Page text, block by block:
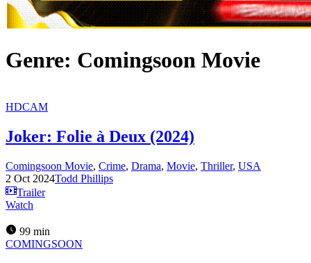
Genre: Comingsoon Movie
HDCAM
Joker: Folie à Deux (2024)
Comingsoon Movie, Crime, Drama, Movie, Thriller, USA
2 Oct 2024Todd Phillips
Trailer
Watch
99 min
COMINGSOON